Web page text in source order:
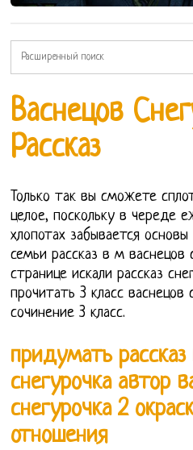
Васнецов
Рассказ
Только так вы сможете
целое, поскольку в череде
хлопотах забывается
семьи рассказ в м васнецов
странице искали рассказ
прочитать 3 класс васнецов
сочинение 3 класс.
придумать
снегурочка автор
снегурочка 2
отношения